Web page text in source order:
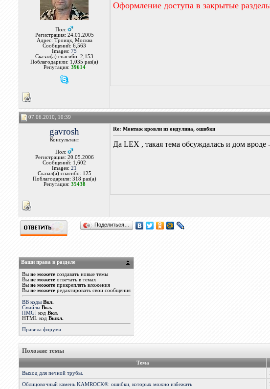
Пол:
Регистрация: 24.01.2005
Адрес: Троицк, Москва
Сообщений: 6,563
Images:75
Сказал(а) спасибо: 2,153
Поблагодарили: 1,035 раз(а)
Репутация: 39614
Оформление доступа в закрытые
07.06.2010, 10:39
gavrosh
Консультант
Пол:
Регистрация: 20.05.2006
Сообщений: 1,602
Images:21
Сказал(а) спасибо: 125
Поблагодарили: 318 раз(а)
Репутация: 35438
Re: Монтаж кровли из ондулина, ошибки
Да LEX , такая тема обсуждалась и дом
Поделиться…
Ваши права в разделе
Выне можете создавать новые темы
Выне можете отвечать в темах
Выне можете прикреплять вложения
Выне можете редактировать свои сообщения
BB коды Вкл.
Смайлы Вкл.
[IMG] кодВкл.
HTML кодВыкл.
Правила форума
Похожие темы
Тема
Выход для печной трубы.
Облицовочный камень KAMROCK®: ошибки, которых можно избежать